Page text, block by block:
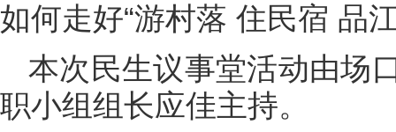
如何走好“游村落 住民宿 品
本次民生议事堂活动由场
职小组组长应佳主持。